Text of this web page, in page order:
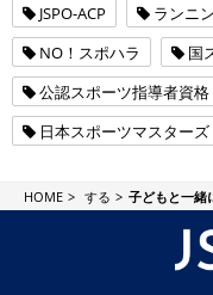
JSPO-ACP
ランニ
NO！スポハラ
国
公認スポーツ指導者資格
日本スポーツマスターズ
HOMEJSPO Plus
する 子どもと一緒に運動不足を